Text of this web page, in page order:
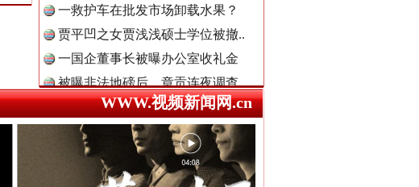
一国企董事长被曝办公室收礼金
被曝非法地磅后，章贡连夜调查
女职工生育津贴申领一年未发放
接群众反映后，运城市连夜排查
洪雅县同一楼盘测绘数据疑造假
“民办学校竹子学校举办方代表..
官方通报中学教师坠楼事件：当..
WWW.视频新闻网.cn
东部战区发布MV《若一去不回》